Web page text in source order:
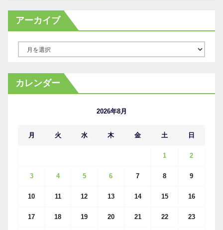
アーカイブ
カ
イ
カレンダー
2026年8月
月 火 水 木 金 土 日
1 2
3 4 5 6 7 8 9
10 11 12 13 14 15 16
17 18 19 20 21 22 23